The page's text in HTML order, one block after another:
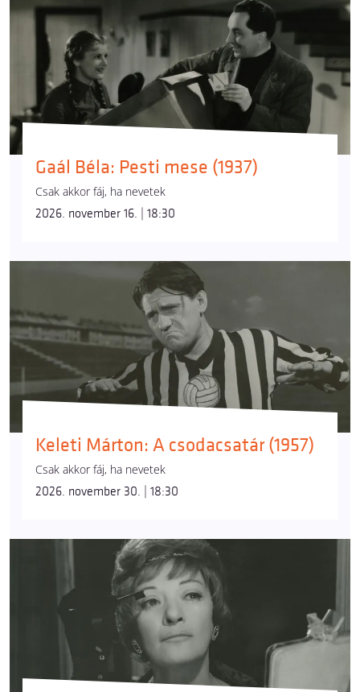
Gaál Béla: Pesti mese (1937)
Csak akkor fáj, ha nevetek
2026. november 16. | 18:30
Keleti Márton: A csodacsatár (1957)
Csak akkor fáj, ha nevetek
2026. november 30. | 18:30